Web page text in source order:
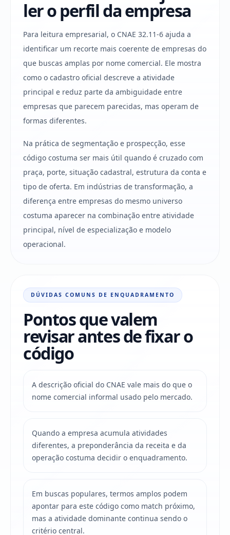
ler o perfil da empresa
Para leitura empresarial, o CNAE 32.11-6 ajuda a
identificar um recorte mais coerente de empresas do
que buscas amplas por nome comercial. Ele mostra
como o cadastro oficial descreve a atividade
principal e reduz parte da ambiguidade entre
empresas que parecem parecidas, mas operam de
formas diferentes.
Na prática de segmentação e prospecção, esse
código costuma ser mais útil quando é cruzado com
praça, porte, situação cadastral, estrutura da conta e
tipo de oferta. Em indústrias de transformação, a
diferença entre empresas do mesmo universo
costuma aparecer na combinação entre atividade
principal, nível de especialização e modelo
operacional.
DÚVIDAS COMUNS DE ENQUADRAMENTO
Pontos que valem
revisar antes de fixar o
código
A descrição oficial do CNAE vale mais do que o
nome comercial informal usado pelo mercado.
Quando a empresa acumula atividades
diferentes, a preponderância da receita e da
operação costuma decidir o enquadramento.
Em buscas populares, termos amplos podem
apontar para este código como match próximo,
mas a atividade dominante continua sendo o
critério central.